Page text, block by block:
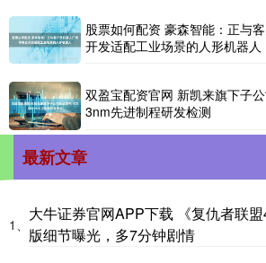
股票如何配资 豪森智能：正与
开发适配工业场景的人形机器人
双盈宝配资官网 新凯来旗下子
3nm先进制程研发检测
最新文章
1、
大牛证券官网APP下载 《复仇者联
版细节曝光，多7分钟剧情